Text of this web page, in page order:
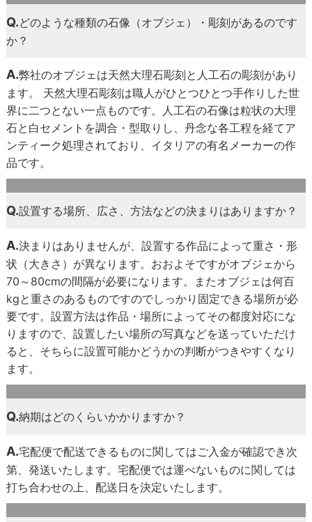
Q.どのような種類の石像（オブジェ）・彫刻があるのです
か？
A.弊社のオブジェは天然大理石彫刻と人工石の彫刻があり
ます。 天然大理石彫刻は職人がひとつひとつ手作りした世
界に二つとない一点ものです。人工石の石像は粒状の大理
石と白セメントを調合・型取りし、丹念な各工程を経てア
ンティーク処理されており、イタリアの有名メーカーの作
品です。
Q.設置する場所、広さ、方法などの決まりはありますか？
A.決まりはありませんが、設置する作品によって重さ・形
状（大きさ）が異なります。おおよそですがオブジェから
70～80cmの間隔が必要になります。またオブジェは何百
kgと重さのあるものですのでしっかり固定できる場所が必
要です。設置方法は作品・場所によってその都度対応にな
りますので、設置したい場所の写真などを送っていただけ
ると、そちらに設置可能かどうかの判断がつきやすくなり
ます。
Q.納期はどのくらいかかりますか？
A.宅配便で配送できるものに関してはご入金が確認でき次
第、発送いたします。宅配便では運べないものに関しては
打ち合わせの上、配送日を決定いたします。